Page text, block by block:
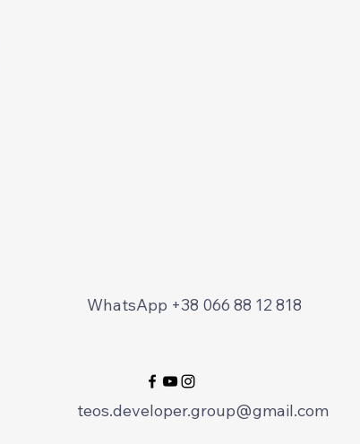
WhatsApp +38 066 88 12 818
teos.developer.group@gmail.com